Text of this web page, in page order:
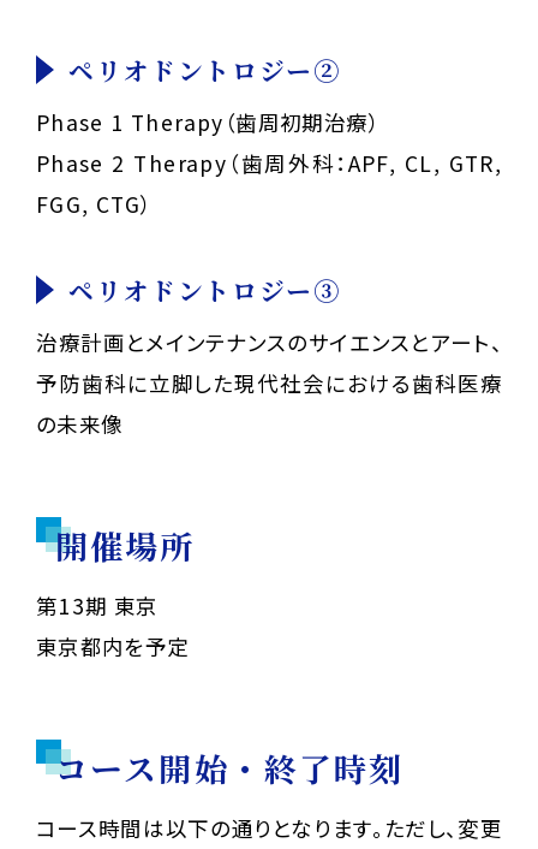
ペリオドントロジー②
Phase 1 Therapy（歯周初期治療）
Phase 2 Therapy（歯周外科：APF, CL, GTR,
FGG, CTG）
ペリオドントロジー③
治療計画とメインテナンスのサイエンスとアート、
予防歯科に立脚した現代社会における歯科医療
の未来像
開催場所
第13期 東京
東京都内を予定
コース開始・終了時刻
コース時間は以下の通りとなります。ただし、変更